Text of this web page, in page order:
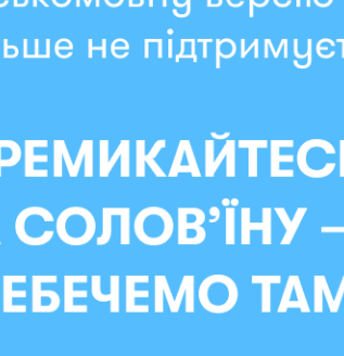
набор для
и мы